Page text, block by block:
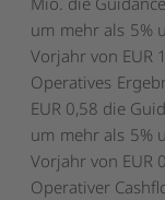
um mehr als 5%
Vorjahr von EUR
Operatives
EUR 0,58 die
um mehr als 5%
Vorjahr von EUR
Operativer